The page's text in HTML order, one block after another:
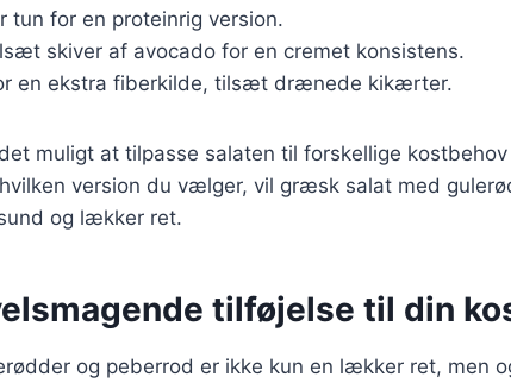
tun for en proteinrig version.
skiver af avocado for en cremet konsistens.
en ekstra fiberkilde, tilsæt drænede kikærter.
muligt at tilpasse salaten til forskellige kostbehov
version du vælger, vil græsk salat med
og lækker ret.
tilføjelse til din
og peberrod er ikke kun en lækker ret, men